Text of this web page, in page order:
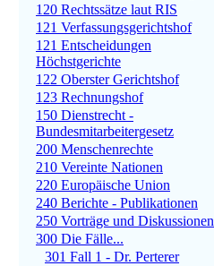
120 Rechtssätze laut RIS
121 Verfassungsgerichtshof
121 Entscheidungen
Höchstgerichte
122 Oberster Gerichtshof
123 Rechnungshof
150 Dienstrecht -
Bundesmitarbeitergesetz
200 Menschenrechte
210 Vereinte Nationen
220 Europäische Union
240 Berichte - Publikationen
250 Vorträge und Diskussionen
300 Die Fälle...
301 Fall 1 - Dr. Perterer